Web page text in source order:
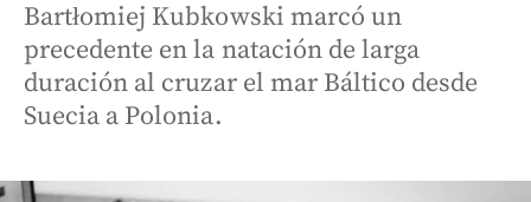
Bartłomiej Kubkowski marcó un
precedente en la natación de larga
duración al cruzar el mar Báltico desde
Suecia a Polonia.